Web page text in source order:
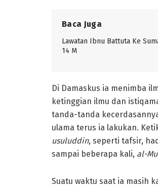
Baca Juga
Lawatan Ibnu Battuta Ke
14 M
Di Damaskus ia menimba
ketinggian ilmu dan
tanda-tanda
ulama terus ia lakukan.
usuluddin, seperti tafsir,
sampai beberapa kali, al-
Suatu waktu saat ia masih